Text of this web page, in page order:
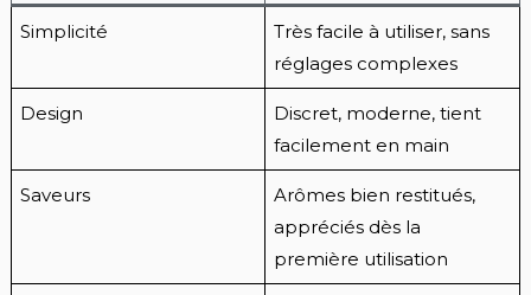
Simplicité
Très facile à utiliser, sans
réglages complexes
Design
Discret, moderne, tient
facilement en main
Saveurs
Arômes bien restitués,
appréciés dès la
première utilisation